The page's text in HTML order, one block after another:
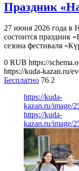
Праздник
27 июня 2026 года в
состоится праздник
сезона фестиваля
0 RUB https://
https://kuda-kazan.ru/
Бесплатно 76 2
https://kuda-
kazan.ru/image/
https://kuda-
kazan.ru/image/